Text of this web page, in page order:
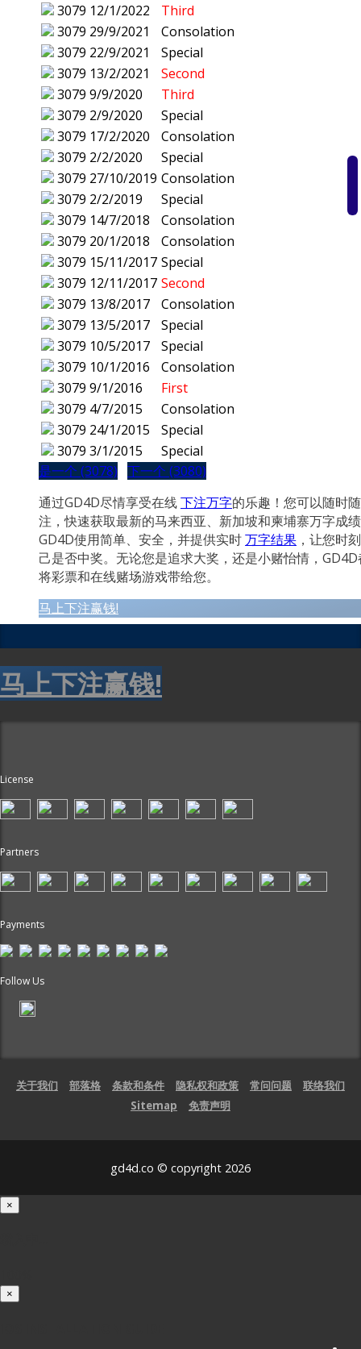
3079 12/1/2022
Third
3079 29/9/2021
Consolation
3079 22/9/2021
Special
3079 13/2/2021
Second
3079 9/9/2020
Third
3079 2/9/2020
Special
3079 17/2/2020
Consolation
3079 2/2/2020
Special
3079 27/10/2019 Consolation
3079 2/2/2019
Special
3079 14/7/2018
Consolation
3079 20/1/2018
Consolation
3079 15/11/2017 Special
3079 12/11/2017 Second
3079 13/8/2017
Consolation
3079 13/5/2017
Special
3079 10/5/2017
Special
3079 10/1/2016
Consolation
3079 9/1/2016
First
3079 4/7/2015
Consolation
3079 24/1/2015
Special
3079 3/1/2015
Special
是一个 (3078) 下一个 (3080)
通过GD4D尽情享受在线下注万字的乐趣！您可以随时
注，快速获取最新的马来西亚、新加坡和柬埔寨万字成
GD4D使用简单、安全，并提供实时万字结果 ，让您时
己是否中奖。无论您是追求大奖，还是小赌怡情，
将彩票和在线赌场游戏带给您。
马上下注赢钱!
马上下注赢钱!
License
Partners
Payments
Follow Us
关于我们 部落格 条款和条件 隐私权和政策 常问问题
联络我们
Sitemap
免责声明
gd4d.co © copyright 2026
×
×